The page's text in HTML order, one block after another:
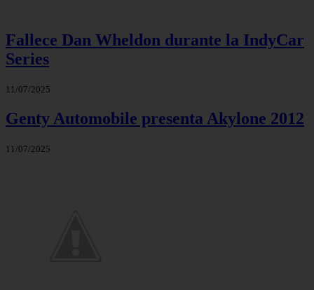
Fallece Dan Wheldon durante la IndyCar
Series
11/07/2025
Genty Automobile presenta Akylone 2012
11/07/2025